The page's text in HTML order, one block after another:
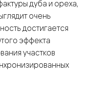
дуба и ореха,
очень
достигается
эффекта
участков